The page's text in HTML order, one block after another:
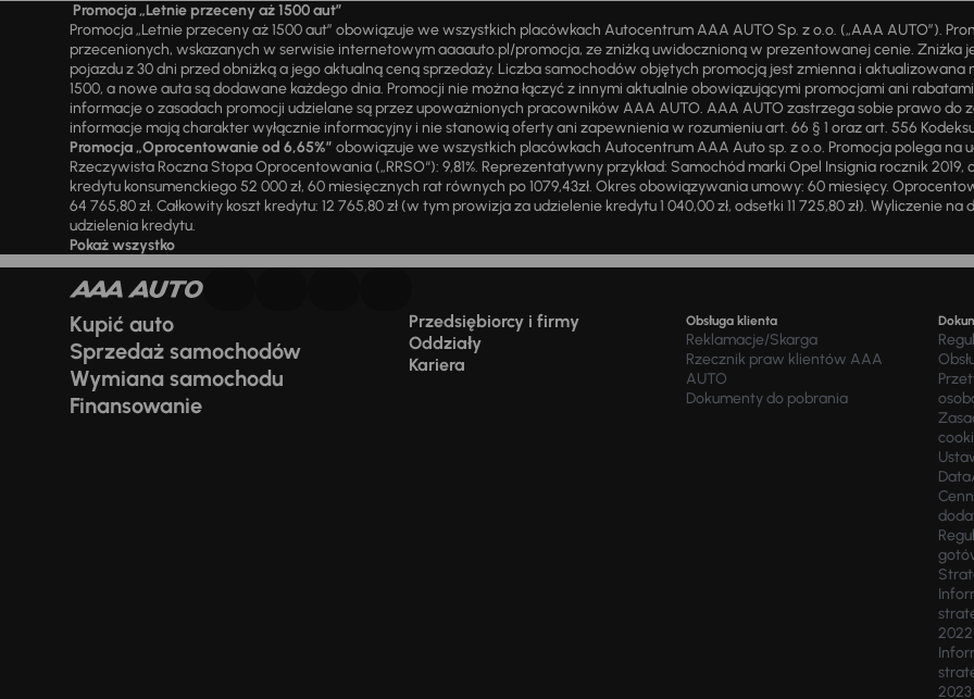
Promocja „Letnie przeceny aż 1500 aut”
Promocja „Letnie przeceny aż 1500 aut” obowiązuje we wszystkich placówkach Autocentrum AAA AUTO Sp. z o.o. („AAA AUTO”).
przecenionych, wskazanych w serwisie internetowym aaaauto.pl/promocja, ze zniżką uwidocznioną w prezentowanej cenie. Zniżka
pojazdu z 30 dni przed obniżką a jego aktualną ceną sprzedaży. Liczba samochodów objętych promocją jest zmienna i
1500, a nowe auta są dodawane każdego dnia. Promocji nie można łączyć z innymi aktualnie obowiązującymi promocjami ani
informacje o zasadach promocji udzielane są przez upoważnionych pracowników AAA AUTO. AAA AUTO zastrzega sobie prawo
informacje mają charakter wyłącznie informacyjny i nie stanowią oferty ani zapewnienia w rozumieniu art. 66 § 1 oraz art. 556
Promocja „Oprocentowanie od 6,65%” obowiązuje we wszystkich placówkach Autocentrum AAA Auto sp. z o.o. Promocja polega na
Rzeczywista Roczna Stopa Oprocentowania („RRSO“): 9,81%. Reprezentatywny przykład: Samochód marki Opel Insignia rocznik 2019,
kredytu konsumenckiego 52 000 zł, 60 miesięcznych rat równych po 1079,43zł. Okres obowiązywania umowy: 60 miesięcy.
64 765,80 zł. Całkowity koszt kredytu: 12 765,80 zł (w tym prowizja za udzielenie kredytu 1 040,00 zł, odsetki 11 725,80 zł). Wyliczenie
udzielenia kredytu.
Pokaż wszystko
Kupić auto
Sprzedaż samochodów
Wymiana samochodu
Finansowanie
Przedsiębiorcy i firmy
Oddziały
Kariera
Obsługa klienta
Reklamacje/Skarga
Rzecznik praw klientów AAA
AUTO
Dokumenty do pobrania
2022
2023